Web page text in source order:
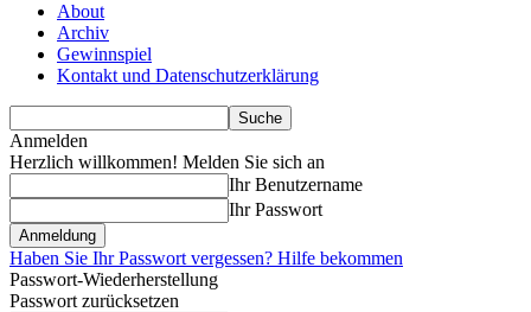
About
Archiv
Gewinnspiel
Kontakt und Datenschutzerklärung
Anmelden
Herzlich willkommen! Melden Sie sich an
Ihr Benutzername
Ihr Passwort
Haben Sie Ihr Passwort vergessen? Hilfe bekommen
Passwort-Wiederherstellung
Passwort zurücksetzen